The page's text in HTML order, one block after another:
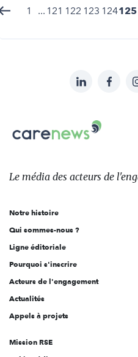
1 ... 121 122 123 124125
sur:
LinkedIn
Carenews,
Le
des
l'engagement
Le média des acteurs de
Notre histoire
Qui sommes-nous ?
Ligne éditoriale
Pourquoi s'inscrire
Acteurs de l'engagement
Actualités
Appels à projets
Mission RSE